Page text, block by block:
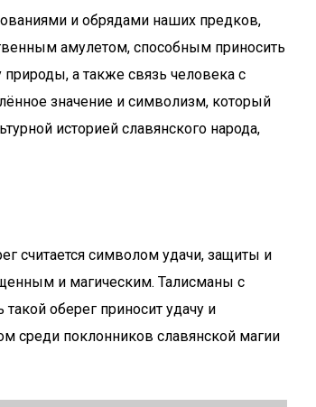
и обрядами наших предков,
амулетом, способным приносить
а также связь человека с
значение и символизм, который
историей славянского народа,
считается символом удачи, защиты и
и магическим. Талисманы с
оберег приносит удачу и
среди поклонников славянской магии